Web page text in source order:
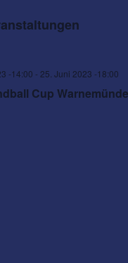
-14:00 - 25. Juni 2023 -18:00
Cup Warnemünde